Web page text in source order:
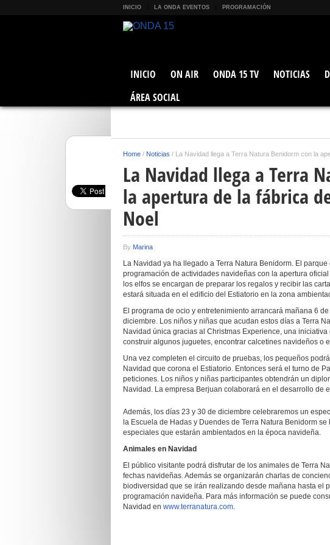
INICIO LA ONDA EVENTOS PROGRAMACIÓN
INICIO ON AIR ONDA 15 TV NOTICIAS
ÁREA SOCIAL
Home / Noticias / La Navidad llega a Terra Natura Benidorm con la
La Navidad llega a Terra
la apertura de la fábrica
Noel
By Marina
La Navidad ya ha llegado a Terra Natura Benidorm. El
programación de actividades navideñas con la apertura
los elfos se encargan de preparar los regalos y recibir las
estará situada en el edificio del Estiatorio en la zona
El programa de ocio y entretenimiento arrancará mañana 6
diciembre. Los niños y niñas que acudan estos días a Terra
Navidad única gracias al Christmas Experience, una
construir algunos juguetes, encontrar calcetines navideños o
Una vez completen el circuito de pruebas, los pequeños
Navidad que corona el Estiatorio. Entonces será el turno de
peticiones. Los niños y niñas participantes obtendrán un
Navidad. La empresa Berjuan colaborará en el desarrollo de
Además, los días 23 y 30 de diciembre celebraremos un
la Escuela de Hadas y Duendes de Terra Natura Benidorm
especiales que estarán ambientados en la época navideña.
Animales en Navidad
El público visitante podrá disfrutar de los animales de Terra
fechas navideñas. Además se organizarán charlas de
biodiversidad que se irán realizando desde mañana hasta el
programación navideña. Para más información se puede
Navidad en www.terranatura.com.